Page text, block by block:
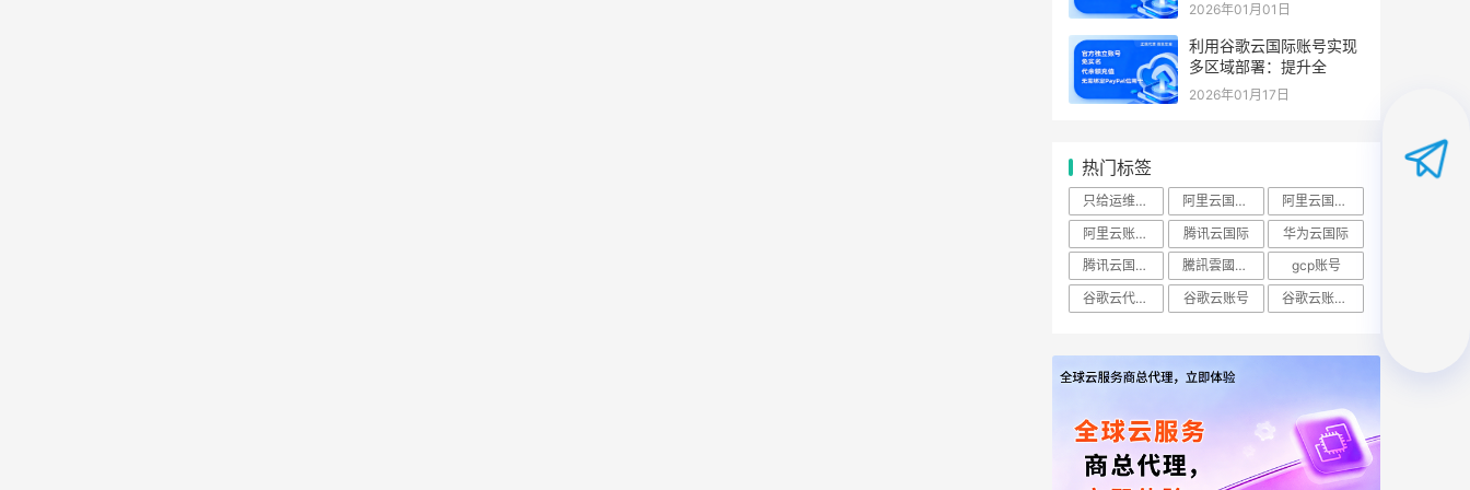
2026年01月01日
利用谷歌云国际账号实现
多区域部署：提升全
2026年01月17日
热门标签
只给运维开ECS查看权限怎么做？ 阿里云国际账号
阿里云国际站
阿里云账号购买：（RAM）授权
腾讯云国际
华为云国际
腾讯云国际版
騰訊雲國際站
gcp账号
谷歌云代理商
谷歌云账号 谷歌云账号购买